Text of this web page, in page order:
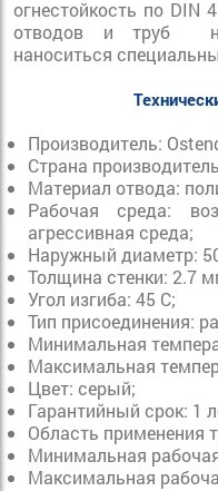
огнестойкость по DIN
отводов и труб на
наноситься
Производитель:
Страна
Материал отвода:
Рабочая среда:
агрессивная среда;
Наружный диаметр:
Толщина стенки: 2.7
Угол изгиба: 45 С;
Тип присоединения:
Минимальная
Максимальная
Цвет: серый;
Гарантийный срок: 1
Область применения
Минимальная
Максимальная